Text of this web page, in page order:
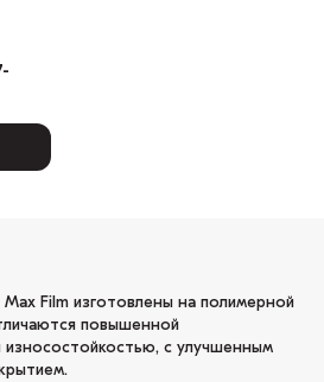
Film изготовлены на полимерной
повышенной
с улучшенным